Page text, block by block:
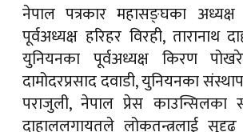
नेपाल पत्रकार महासङ्घका
पूर्वअध्यक्ष हरिहर विरही, तारानाथ
युनियनका पूर्वअध्यक्ष किरण
दामोदरप्रसाद दवाडी, युनियनका
पराजुली, नेपाल प्रेस काउन्सिलका